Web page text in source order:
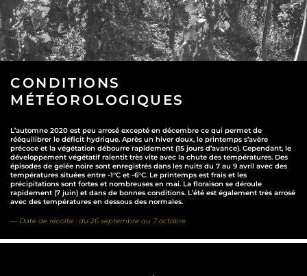
CONDITIONS
MÉTÉOROLOGIQUES
L’automne 2020 est peu arrosé excepté en décembre ce qui permet de
rééquilibrer le déficit hydrique. Après un hiver doux, le printemps s’avère
précoce et la végétation débourre rapidement (15 jours d’avance). Cependant, le
développement végétatif ralentit très vite avec la chute des températures. Des
épisodes de gelée noire sont enregistrés dans les nuits du 7 au 9 avril avec des
températures situées entre -1°C et -6°C. Le printemps est frais et les
précipitations sont fortes et nombreuses en mai. La floraison se déroule
rapidement (7 juin) et dans de bonnes conditions. L’été est également très arrosé
avec des températures en dessous des normales.
Date de récolte : du 26 septembre au 7 octobre